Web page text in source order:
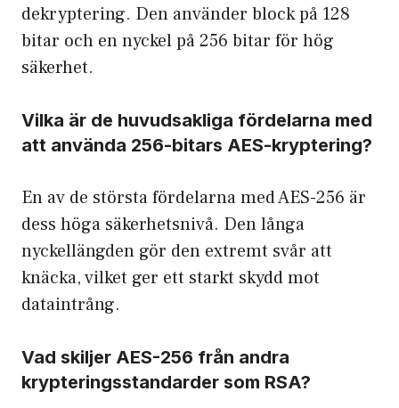
dekryptering. Den använder block på 128
bitar och en nyckel på 256 bitar för hög
säkerhet.
Vilka är de huvudsakliga fördelarna med
att använda 256-bitars AES-kryptering?
En av de största fördelarna med AES-256 är
dess höga säkerhetsnivå. Den långa
nyckellängden gör den extremt svår att
knäcka, vilket ger ett starkt skydd mot
dataintrång.
Vad skiljer AES-256 från andra
krypteringsstandarder som RSA?